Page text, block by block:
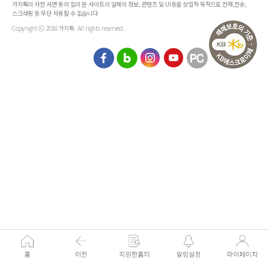
가치톡의 사전 서면 동의 없이 본 사이트의 일체의 정보, 콘텐츠 및 UI등을 상업적 목적으로 전재,전송,
스크래핑 등 무단 사용할 수 없습니다
Copyright ⓒ 2018 가치톡. All rights reserved.